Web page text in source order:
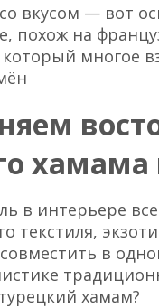
вкусом — вот
похож на
многое
хамама
в интерьере
текстиля,
в
хамам?